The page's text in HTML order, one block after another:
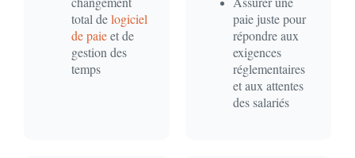
total delogiciel
de paieet de
gestion des
temps
paie juste pour
répondre aux
exigences
réglementaires
et aux attentes
des salariés